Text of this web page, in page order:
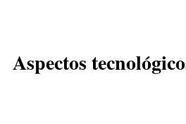
Aspectos